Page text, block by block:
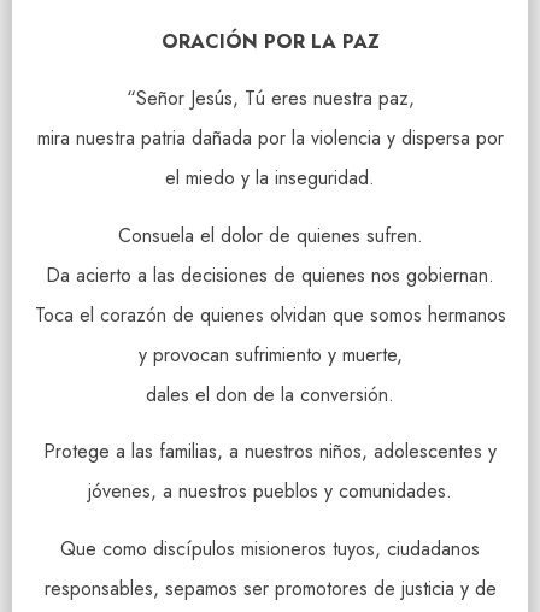
ORACIÓN POR LA PAZ
“Señor Jesús, Tú eres nuestra paz,
mira nuestra patria dañada por la violencia y dispersa por
el miedo y la inseguridad.
Consuela el dolor de quienes sufren.
Da acierto a las decisiones de quienes nos gobiernan.
Toca el corazón de quienes olvidan que somos hermanos
y provocan sufrimiento y muerte,
dales el don de la conversión.
Protege a las familias, a nuestros niños, adolescentes y
jóvenes, a nuestros pueblos y comunidades.
Que como discípulos misioneros tuyos, ciudadanos
responsables, sepamos ser promotores de justicia y de